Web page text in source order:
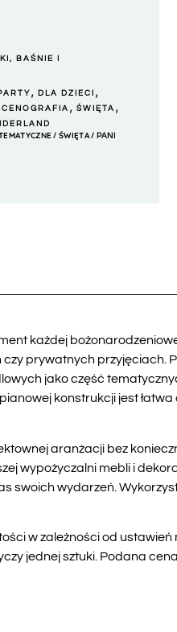
BAŚNIE I
,DLA DZIECI ,
,ŚWIĘTA ,
/ŚWIĘTA/ PANI
każdej
prywatnych przyjęciach.
jako część
konstrukcji jest łatwa
aranżacji bez
wypożyczalni mebli i
swoich wydarzeń.
w zależności od ustawień
jednej sztuki. Podana